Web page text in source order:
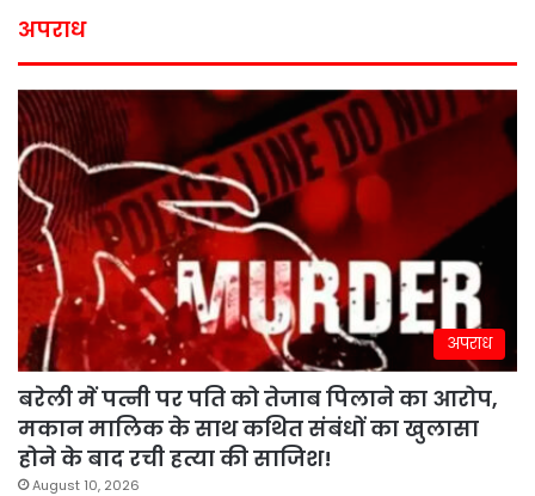
अपराध
अपराध
बरेली में पत्नी पर पति को तेजाब पिलाने का आरोप,
मकान मालिक के साथ कथित संबंधों का खुलासा
होने के बाद रची हत्या की साजिश!
August 10, 2026